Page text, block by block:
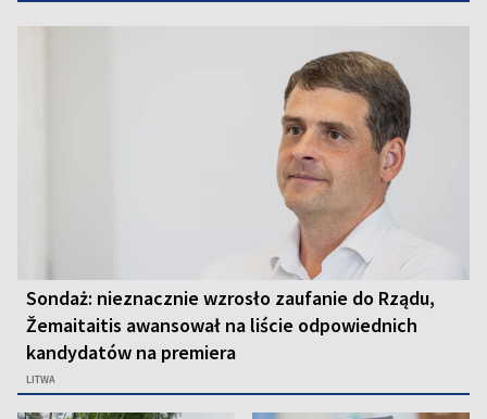
Sondaż: nieznacznie wzrosło zaufanie do Rządu,
Žemaitaitis awansował na liście odpowiednich
kandydatów na premiera
LITWA